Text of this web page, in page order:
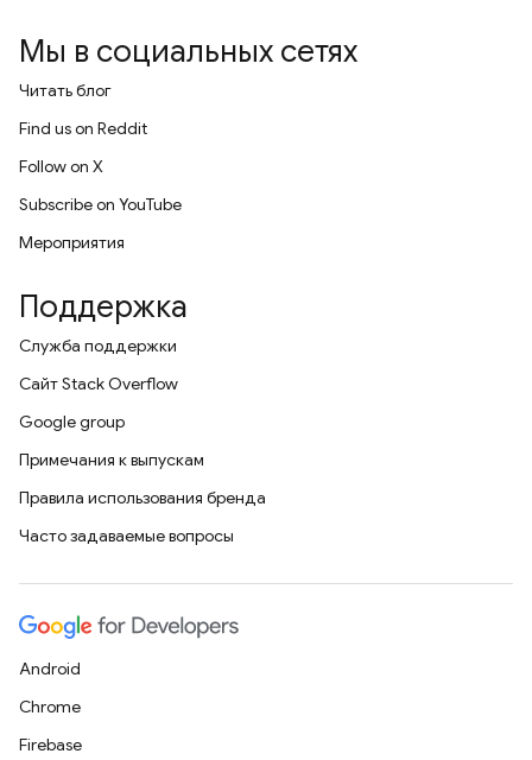
Мы в социальных сетях
Читать блог
Find us on Reddit
Follow on X
Subscribe on YouTube
Мероприятия
Поддержка
Служба поддержки
Сайт Stack Overflow
Google group
Примечания к выпускам
Правила использования бренда
Часто задаваемые вопросы
Android
Chrome
Firebase